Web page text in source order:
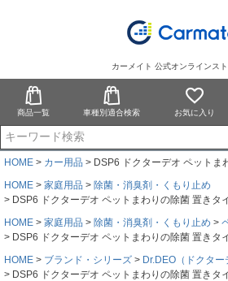
カーメイト 公式オンラインス
商品一覧 車種別適合検索 お気に入り
HOME カー用品
DSP6 ドクターデオ ペットま
HOME
家庭用品
除菌・消臭剤・くもり止め
DSP6 ドクターデオ ペットまわりの除菌 置きタ
HOME
家庭用品 除菌・消臭剤・くもり止め
DSP6 ドクターデオ ペットまわりの除菌 置きタ
HOME
ブランド・シリーズ Dr.DEO（ドクター
DSP6 ドクターデオ ペットまわりの除菌 置きタ